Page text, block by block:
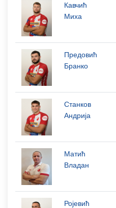
Кавчић
Миха
Предовић
Бранко
Станков
Андрија
Матић
Владан
Ројевић